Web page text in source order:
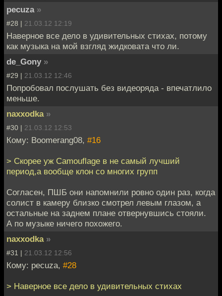
pecuza »
#28 | 21.03.12 12:19
Наверное все дело в удивительных стихах, потому
как музыка на мой взгляд жидковата что ли.
de_Gony »
#29 | 21.03.12 12:46
Попробовал послушать без видеоряда - впечатлило
меньше.
naxxodka »
#30 | 21.03.12 12:53
Кому: Boomerang08, #16
> Скорее уж Camouflage в не самый лучший
период,а вообще клон со многих групп
Согласен, ПШБ они напомнили ровно один раз, когда
солист в камеру близко смотрел левым глазом, а
остальные на заднем плане отвернувшись стояли.
А по музыке ничего похожего.
naxxodka »
#31 | 21.03.12 12:56
Кому: pecuza, #28
> Наверное все дело в удивительных стихах